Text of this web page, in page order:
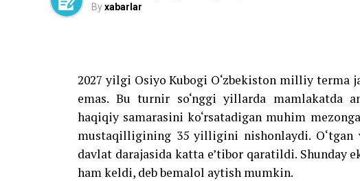
Byxabarlar
2027 yilgi Osiyo Kubogi O‘zbekiston milliy terma
emas. Bu turnir so‘nggi yillarda mamlakatda
haqiqiy samarasini ko‘rsatadigan muhim
mustaqilligining 35 yilligini nishonlaydi. O‘tgan
davlat darajasida katta e’tibor qaratildi. Shunday
ham keldi, deb bemalol aytish mumkin.